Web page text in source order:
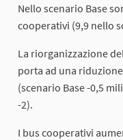
Nello scenario Base
cooperativi (9,9 nello
La riorganizzazione
porta ad una
(scenario Base -0,5
-2).
I bus cooperativi